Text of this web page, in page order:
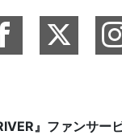
』ファンサー